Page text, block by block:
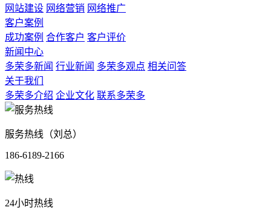
网站建设 网络营销 网络推广
客户案例
成功案例 合作客户 客户评价
新闻中心
多荣多新闻 行业新闻 多荣多观点 相关问答
关于我们
多荣多介绍 企业文化 联系多荣多
服务热线（刘总）
186-6189-2166
24小时热线